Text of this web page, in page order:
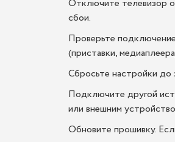
Отключите телевизор
сбои.
Проверьте
(приставки,
Сбросьте настройки до
Подключите другой
или внешним
Обновите прошивку.